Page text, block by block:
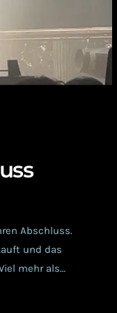
Abschluss.
und das
mehr als